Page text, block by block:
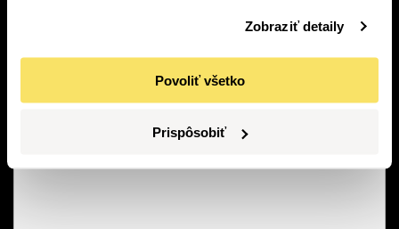
Zobraziť detaily
Povoliť všetko
Prispôsobiť